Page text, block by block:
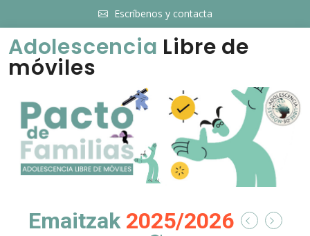
Escríbenos y contacta
Adolescencia Libre de
móviles
Emaitzak 2025/2026